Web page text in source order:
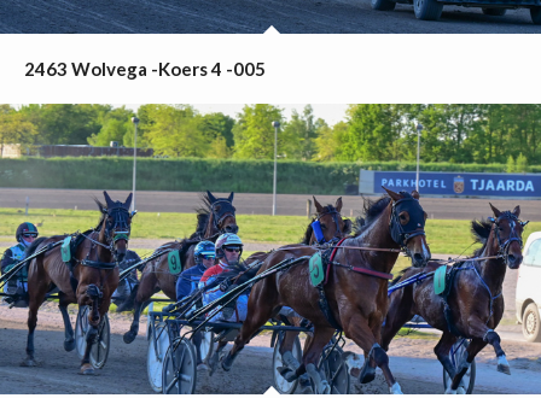
2463 Wolvega -Koers 4 -005